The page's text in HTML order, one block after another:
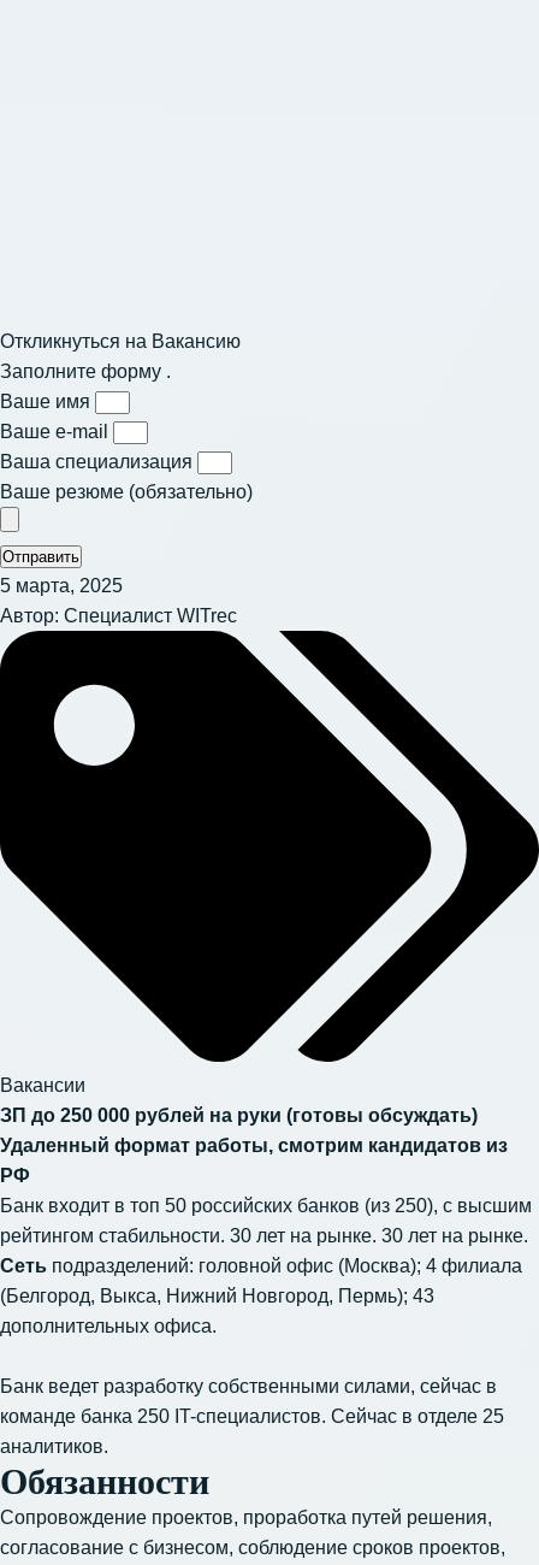
Откликнуться на Вакансию
Заполните форму .
Ваше имя
Ваше e-mail
Ваша специализация
Ваше резюме (обязательно)
Отправить
5 марта, 2025
Автор: Специалист WITrec
Вакансии
ЗП до 250 000 рублей на руки (готовы обсуждать)
Удаленный формат работы, смотрим кандидатов из
РФ
Банк входит в топ 50 российских банков (из 250), с высшим
рейтингом стабильности. 30 лет на рынке. 30 лет на рынке.
Сеть подразделений: головной офис (Москва); 4 филиала
(Белгород, Выкса, Нижний Новгород, Пермь); 43
дополнительных офиса.
Банк ведет разработку собственными силами, сейчас в
команде банка 250 IT-специалистов. Сейчас в отделе 25
аналитиков.
Обязанности
Сопровождение проектов, проработка путей решения,
согласование с бизнесом, соблюдение сроков проектов,